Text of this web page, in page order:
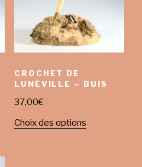
CROCHET DE
LUNÉVILLE – BUIS
37,00€
Choix des options